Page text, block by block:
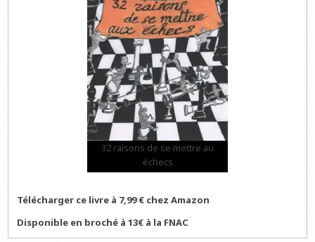
32 raisons de se mettre au
échecs
Télécharger ce livre à 7,99 € chez Amazon
Disponible en broché à 13€ à la FNAC